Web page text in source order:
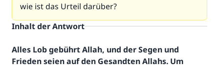
wie ist das Urteil darüber?
Inhalt der Antwort
Alles Lob gebührt Allah, und der Segen und
Frieden seien auf den Gesandten Allahs. Um